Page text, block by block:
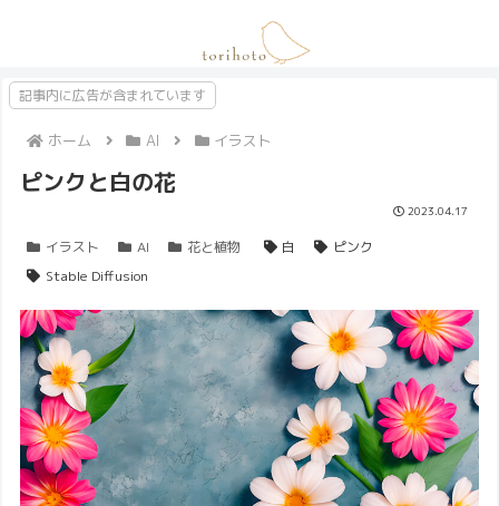
記事内に広告が含まれています
ホーム AI イラスト
ピンクと白の花
2023.04.17
イラスト AI 花と植物 白
ピンク
Stable Diffusion